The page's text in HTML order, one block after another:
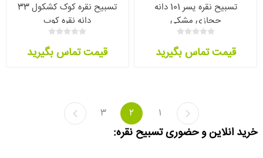
تسبیح نقره یسر 101 دانه
حجازی مشکی
قیمت تماس بگیرید
تسبیح نقره کوک کشکول 33
دانه نقره کوب
قیمت تماس بگیرید
1
2
3
خرید انلاین و حضوری تسبیح نقره: